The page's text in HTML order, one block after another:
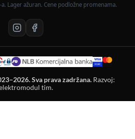
Lager ažuran. Cene podložne promenama.
Sva prava zadržana. Razvoj:
tim.